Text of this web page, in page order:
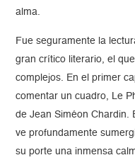
alma.
Fue seguramente la
gran crítico literario, el
complejos. En el primer
comentar un cuadro, Le
de Jean Siméon Chardin.
ve profundamente
su porte una inmensa